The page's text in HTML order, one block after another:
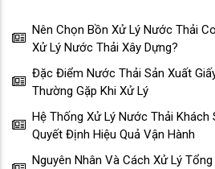
Nên Chọn Bồn Xử Lý Nước Thải
Xử Lý Nước Thải Xây Dựng?
Đặc Điểm Nước Thải Sản Xuất
Thường Gặp Khi Xử Lý
Hệ Thống Xử Lý Nước Thải Khách
Quyết Định Hiệu Quả Vận Hành
Nguyên Nhân Và Cách Xử Lý